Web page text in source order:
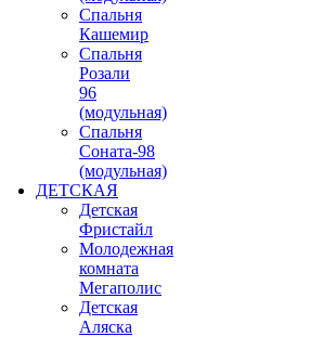
Спальня
Кашемир
Спальня
Розали
96
(модульная)
Спальня
Соната-98
(модульная)
ДЕТСКАЯ
Детская
Фристайл
Молодежная
комната
Мегаполис
Детская
Аляска